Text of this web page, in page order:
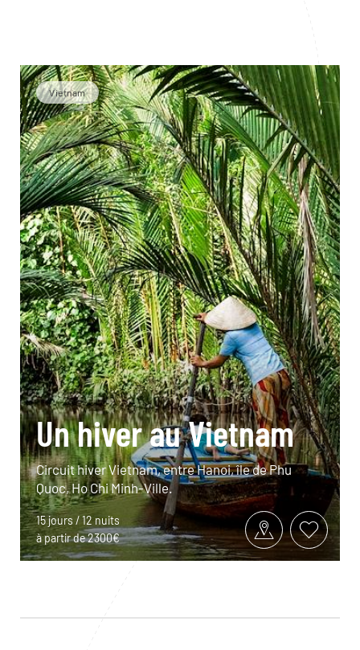
Vietnam
Un hiver au Vietnam
Circuit hiver Vietnam, entre Hanoi, île de Phu
Quoc, Ho Chi Minh-Ville.
15 jours / 12 nuits
à partir de 2300€